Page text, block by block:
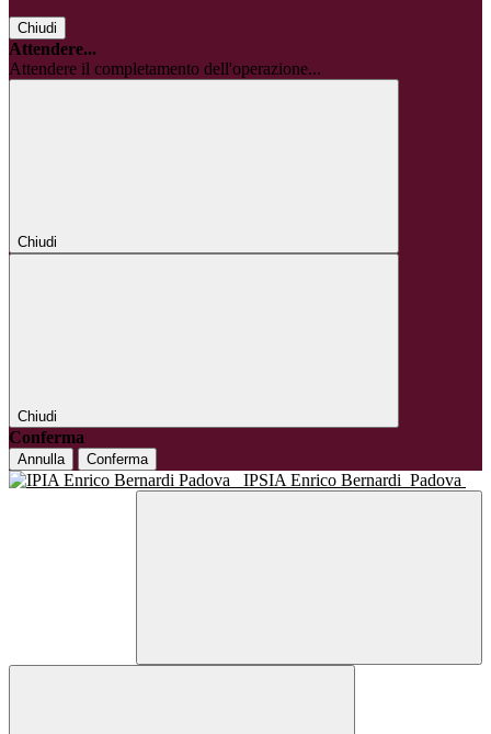
Chiudi
Attendere...
Attendere il completamento dell'operazione...
Chiudi
Chiudi
Conferma
Annulla Conferma
IPSIA Enrico Bernardi Padova